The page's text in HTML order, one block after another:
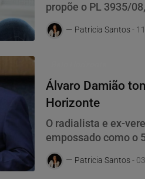
propõe o PL 3935/
impactos a
Patricia Santos-
Álvaro Damião
Horizonte
O radialista e ex-
empossado como o
desta quinta-feira
Municipal. Ele
Patricia Santos-